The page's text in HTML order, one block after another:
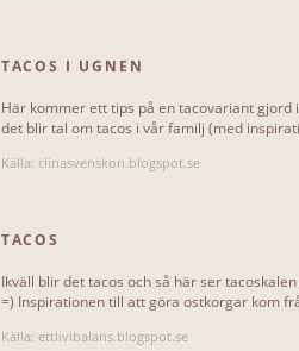
TACOS I UGNEN
Här kommer ett tips på en tacovariant
det blir tal om tacos i vår familj (med
Källa: clinasvenskon.blogspot.se
TACOS
Ikväll blir det tacos och så här ser
=) Inspirationen till att göra ostkorgar kom
Källa: ettlivibalans.blogspot.se